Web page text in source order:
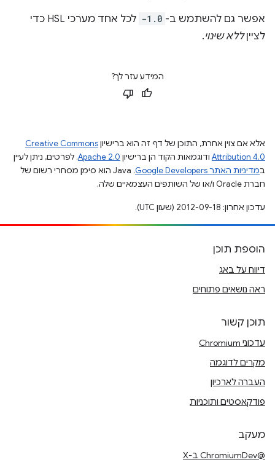
אפשר גם להשתמש ב- -1.0
לכל אחד מערכי HSL כדי
לצייןללא שינוי.
המידע עזר לך?
אלא אם צוין אחרת, התוכן של דף זה הוא ברישיוןCreative Commons
Attribution 4.0 ודוגמאות הקוד הן ברישיון Apache 2.0. לפרטים, ניתן לעיין
במדיניות האתר Google Developers‏
.‏ Java הוא סימן מסחרי רשום של
חברת Oracle ו/או של השותפים העצמאיים שלה.
עדכון אחרון: 2012-09-18 (שעון UTC).
הוספת תוכן
דיווח על באג
ראה נושאים פתוחים
תוכן קשור
עדכוני Chromium
מקרים לדוגמה
העברה לארכיון
פודקאסטים ותוכניות
מעקב
@ChromiumDev ב-X